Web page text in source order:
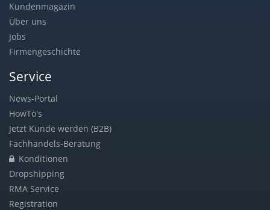
Kundenmagazin
Über uns
Jobs
Firmengeschichte
Service
News-Portal
HowTo's
Jetzt Kunde werden (B2B)
Fachhandels-Beratung
Konditionen
Dropshipping
RMA Service
Registration